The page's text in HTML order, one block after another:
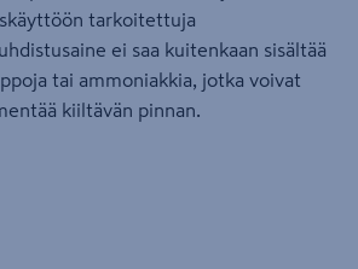
tarkoitettuja
ei saa kuitenkaan sisältää
tai ammoniakkia, jotka voivat
kiiltävän pinnan.